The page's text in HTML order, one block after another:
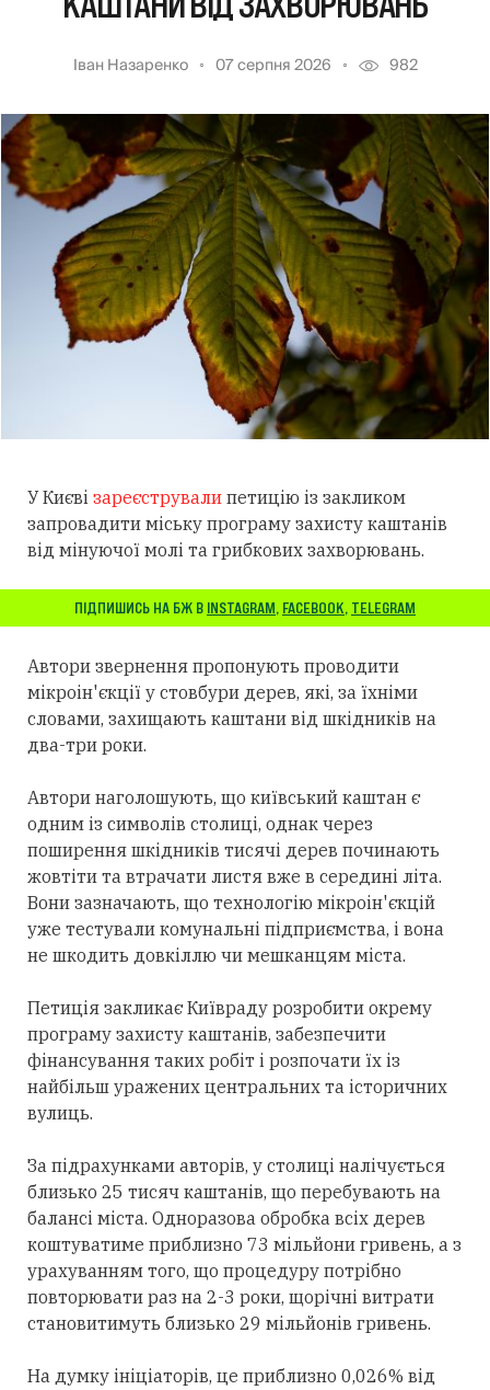
Іван Назаренко 07 серпня 2026 982
У Києві зареєстрували петицію із закликом
запровадити міську програму захисту каштанів
від мінуючої молі та грибкових захворювань.
ПІДПИШИСЬ НА БЖ В INSTAGRAM, FACEBOOK, TELEGRAM
Автори звернення пропонують проводити
мікроін'єкції у стовбури дерев, які, за їхніми
словами, захищають каштани від шкідників на
два-три роки.
Автори наголошують, що київський каштан є
одним із символів столиці, однак через
поширення шкідників тисячі дерев починають
жовтіти та втрачати листя вже в середині літа.
Вони зазначають, що технологію мікроін'єкцій
уже тестували комунальні підприємства, і вона
не шкодить довкіллю чи мешканцям міста.
Петиція закликає Київраду розробити окрему
програму захисту каштанів, забезпечити
фінансування таких робіт і розпочати їх із
найбільш уражених центральних та історичних
вулиць.
За підрахунками авторів, у столиці налічується
близько 25 тисяч каштанів, що перебувають на
балансі міста. Одноразова обробка всіх дерев
коштуватиме приблизно 73 мільйони гривень, а з
урахуванням того, що процедуру потрібно
повторювати раз на 2-3 роки, щорічні витрати
становитимуть близько 29 мільйонів гривень.
На думку ініціаторів, це приблизно 0,026% від